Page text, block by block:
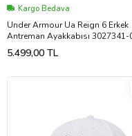
Kargo Bedava
Under Armour Ua Reign 6 Erkek
Antreman Ayakkabısı 3027341-
Siyah
5.499,00 TL